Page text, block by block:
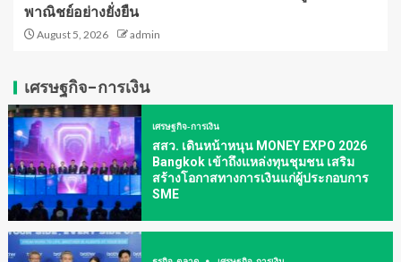
พาณิชย์อย่างยั่งยืน
August 5, 2026 admin
เศรษฐกิจ-การเงิน
เศรษฐกิจ-การเงิน
สสว. เดินหน้าหนุน MONEY EXPO 2026
Bangkok เข้าถึงแหล่งทุนชุมชน เสริม
สร้างโอกาสทางการเงินแก่ผู้ประกอบการ
SME